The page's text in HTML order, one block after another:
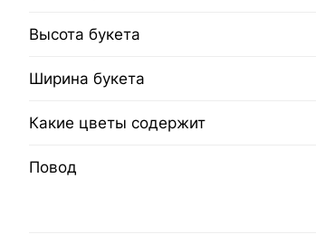
Высота букета
Ширина букета
Какие цветы содержит
Повод